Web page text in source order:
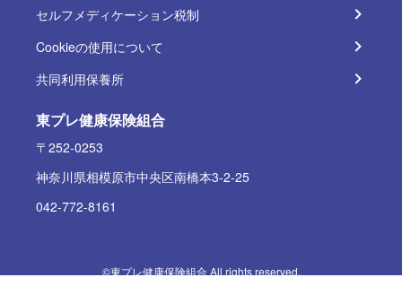
セルフメディケーション税制
Cookieの使用について
共同利用保養所
東プレ健康保険組合
〒252-0253
神奈川県相模原市中央区南橋本3-2-25
042-772-8161
©東プレ健康保険組合 All rights reserved.